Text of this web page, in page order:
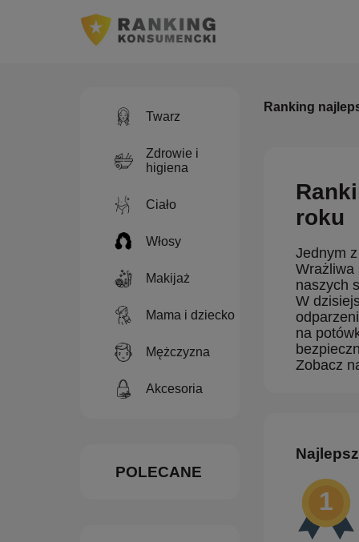
Twarz
Zdrowie i
higiena
Ciało
Włosy
Makijaż
Mama i dziecko
Mężczyzna
Akcesoria
POLECANE
Ranking
roku
Jednym
Wrażliwa
naszych
W
na
Zobacz